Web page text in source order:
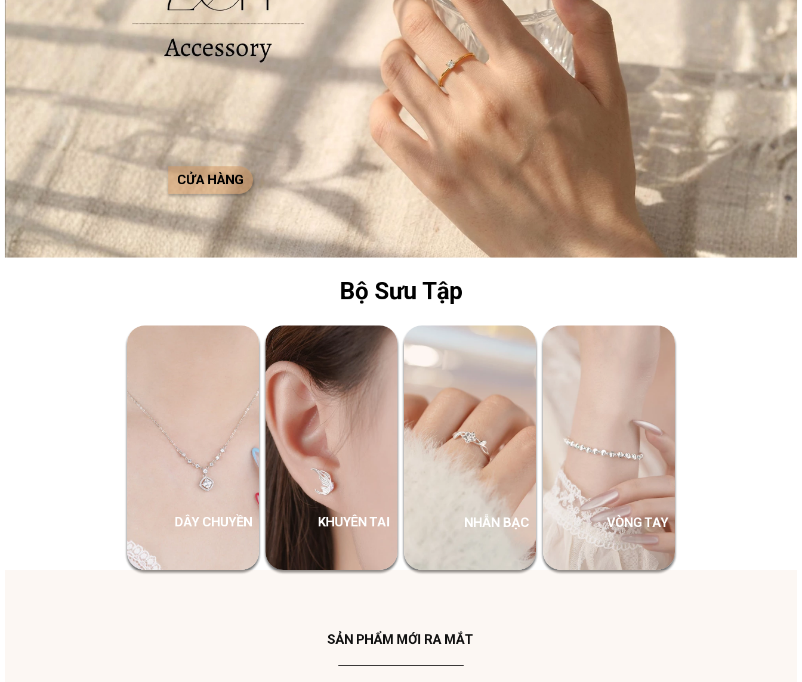
CỬA HÀNG
Bộ Sưu Tập
DÂY CHUYỀN NHẪN BẠC
KHUYÊN TAI VÒNG TAY
SẢN PHẨM MỚI RA MẮT